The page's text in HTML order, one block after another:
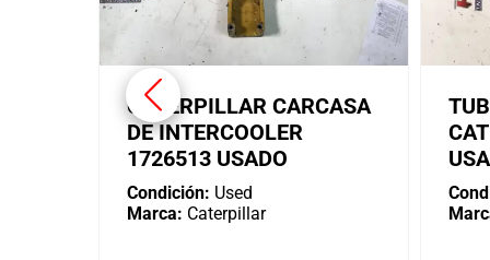
CATERPILLAR CARCASA
DE INTERCOOLER
1726513 USADO
Condición: Used
Marca: Caterpillar